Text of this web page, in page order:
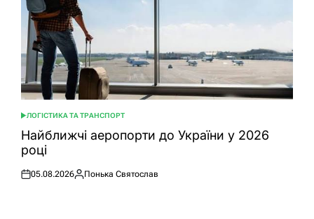
ОПУБЛІКУВАТИ
У
ЛОГІСТИКА ТА ТРАНСПОРТ
Найближчі аеропорти до України у 2026
році
Оприлюднено
05.08.2026
Опубліковано
Понька Святослав